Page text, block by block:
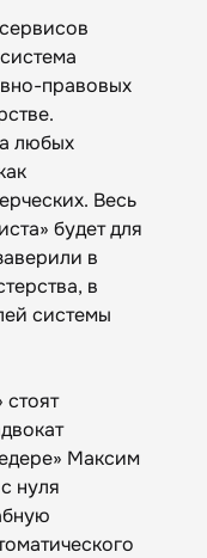
правовых
любых
Весь
будет для
в
в
системы
Максим
нуля